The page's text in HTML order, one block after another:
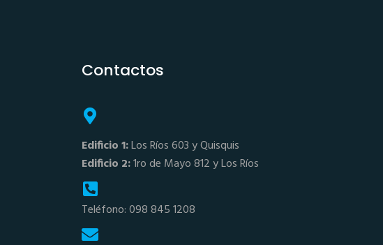
Contactos
Edificio 1:Los Ríos 603 y Quisquis
Edificio 2:1ro de Mayo 812 y Los Ríos
Teléfono: 098 845 1208